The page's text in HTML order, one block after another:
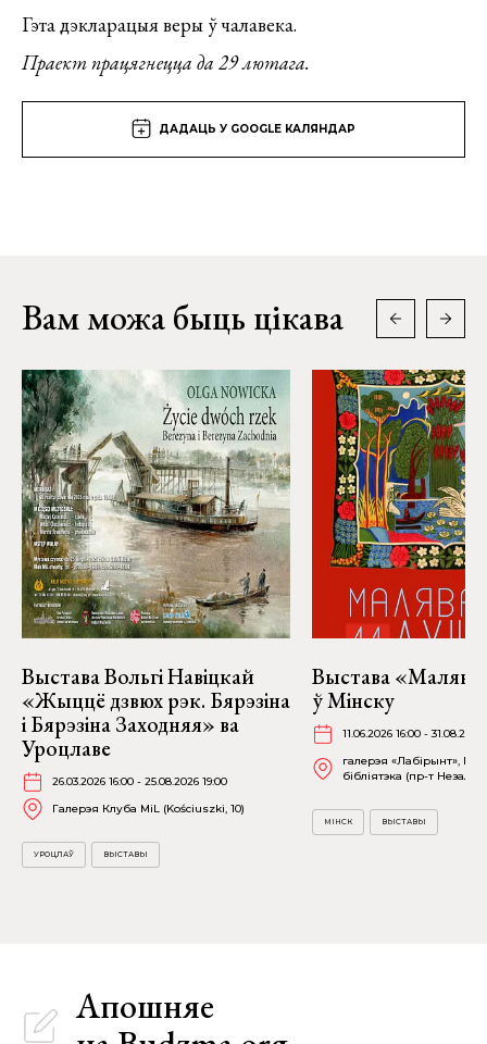
Гэта дэкларацыя веры ў чалавека.
Праект працягнецца да 29 лютага.
ДАДАЦЬ У GOOGLE КАЛЯНДАР
Вам можа быць цікава
Выстава Вольгі Навіцкай
«Жыццё дзвюх рэк. Бярэзіна
і Бярэзіна Заходняя» ва
Уроцлаве
26.03.2026 16:00 - 25.08.2026 19:00
Галерэя Клуба MiL (Kościuszki, 10)
УРОЦЛАЎ ВЫСТАВЫ
Выстава
ў Мінску
11.06.2026 16:00 - 31.08.2026
галерэя «Лабірынт»,
бібліятэка (пр-т
МІНСК ВЫСТАВЫ
Апошняе